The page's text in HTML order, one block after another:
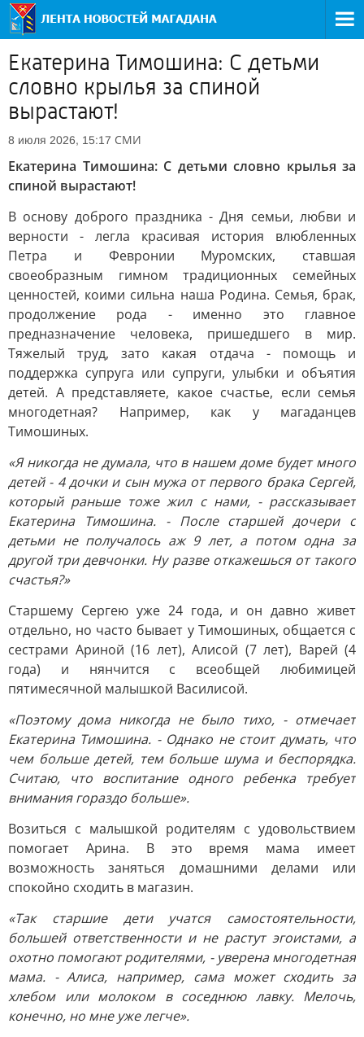
Екатерина Тимошина: С детьми
словно крылья за спиной
вырастают!
8 июля 2026, 15:17 СМИ
Екатерина Тимошина: С детьми словно крылья за
спиной вырастают!
В основу доброго праздника - Дня семьи, любви и
верности - легла красивая история влюбленных
Петра и Февронии Муромских, ставшая
своеобразным гимном традиционных семейных
ценностей, коими сильна наша Родина. Семья, брак,
продолжение рода - именно это главное
предназначение человека, пришедшего в мир.
Тяжелый труд, зато какая отдача - помощь и
поддержка супруга или супруги, улыбки и объятия
детей. А представляете, какое счастье, если семья
многодетная? Например, как у магаданцев
Тимошиных.
«Я никогда не думала, что в нашем доме будет много
детей - 4 дочки и сын мужа от первого брака Сергей,
который раньше тоже жил с нами, - рассказывает
Екатерина Тимошина. - После старшей дочери с
детьми не получалось аж 9 лет, а потом одна за
другой три девчонки. Ну разве откажешься от такого
счастья?»
Старшему Сергею уже 24 года, и он давно живет
отдельно, но часто бывает у Тимошиных, общается с
сестрами Ариной (16 лет), Алисой (7 лет), Варей (4
года) и нянчится с всеобщей любимицей
пятимесячной малышкой Василисой.
«Поэтому дома никогда не было тихо, - отмечает
Екатерина Тимошина. - Однако не стоит думать, что
чем больше детей, тем больше шума и беспорядка.
Считаю, что воспитание одного ребенка требует
внимания гораздо больше».
Возиться с малышкой родителям с удовольствием
помогает Арина. В это время мама имеет
возможность заняться домашними делами или
спокойно сходить в магазин.
«Так старшие дети учатся самостоятельности,
большей ответственности и не растут эгоистами, а
охотно помогают родителями, - уверена многодетная
мама. - Алиса, например, сама может сходить за
хлебом или молоком в соседнюю лавку. Мелочь,
конечно, но мне уже легче».